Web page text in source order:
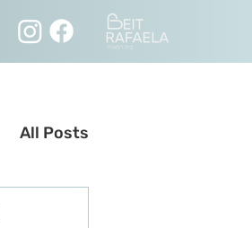
All Posts